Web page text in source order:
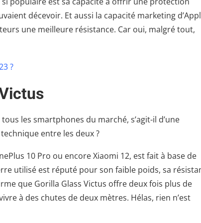
décevoir. Et aussi la capacité marketing
une meilleure résistance. Car oui, malgré tout,
?
les smartphones du marché, s’agit-il d’une
entre les deux ?
10 Pro ou encore Xiaomi 12, est fait à base de
utilisé est réputé pour son faible poids, sa
que Gorilla Glass Victus offre deux fois plus de
à des chutes de deux mètres. Hélas, rien n’est